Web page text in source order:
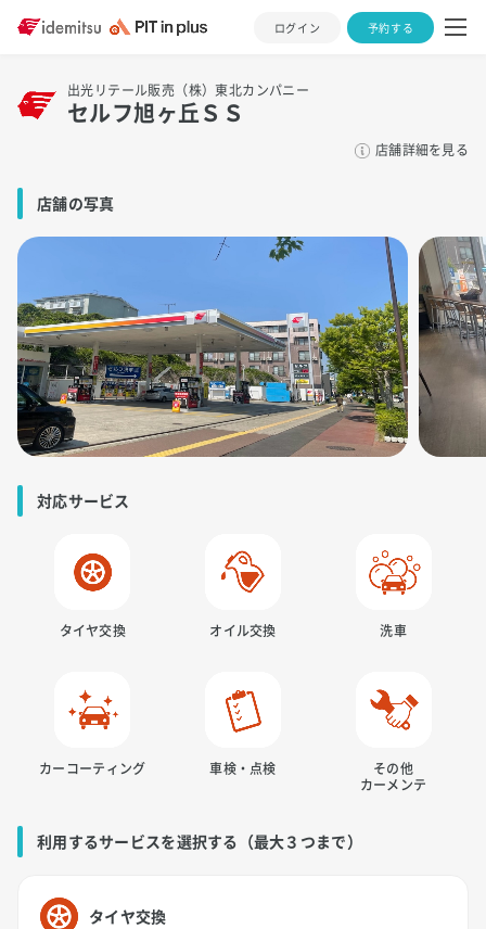
ログイン 予約する
出光リテール販売（株）東北カンパニー
セルフ旭ヶ丘ＳＳ
店舗詳細を見る
店舗の写真
対応サービス
タイヤ交換 オイル交換 洗車
カーコーティング 車検・点検
その他
カーメンテ
利用するサービスを選択する（最大３つまで）
タイヤ交換